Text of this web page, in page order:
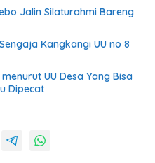
Jalin Silaturahmi Bareng
Kangkangi UU no 8
UU Desa Yang Bisa
Dipecat